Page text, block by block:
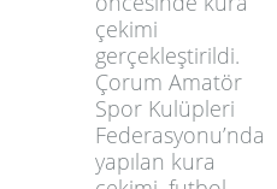
çekimi
gerçekleştirildi.
Çorum Amatör
Spor Kulüpleri
Federasyonu’nda
yapılan kura